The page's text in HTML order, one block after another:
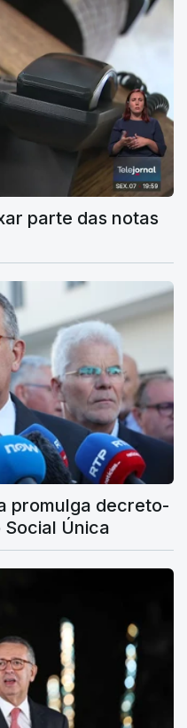
parte das notas
promulga decreto-
Única